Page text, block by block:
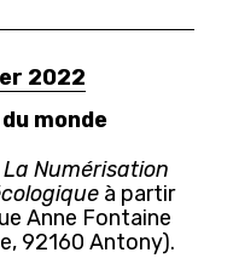
2022
monde
La Numérisation
à partir
Anne Fontaine
92160 Antony).